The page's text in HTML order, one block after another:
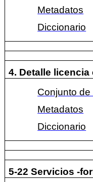
Metadatos
Diccionario
4. Detalle
Conjunto de
Metadatos
Diccionario
5-22 Servicios -